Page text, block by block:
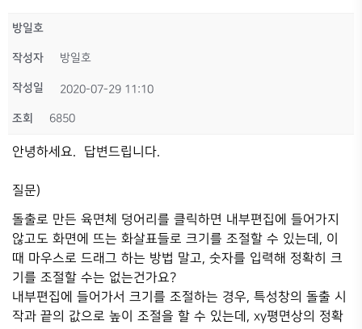
방일호
작성자 방일호
작성일 2020-07-29 11:10
조회 6850
안녕하세요. 답변드립니다.
질문)
돌출로 만든 육면체 덩어리를 클릭하면 내부편집에 들어가지
않고도 화면에 뜨는 화살표들로 크기를 조절할 수 있는데, 이
때 마우스로 드래그 하는 방법 말고, 숫자를 입력해 정확히 크
기를 조절할 수는 없는건가요?
내부편집에 들어가서 크기를 조절하는 경우, 특성창의 돌출 시
작과 끝의 값으로 높이 조절을 할 수 있는데, xy평면상의 정확